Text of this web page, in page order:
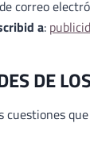
correo
a:
DE
cuestiones